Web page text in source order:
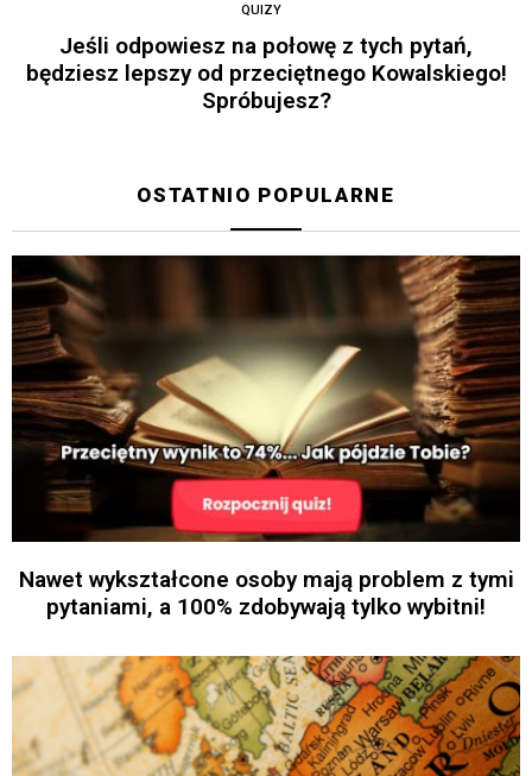
QUIZY
Jeśli odpowiesz na połowę z tych pytań,
będziesz lepszy od przeciętnego Kowalskiego!
Spróbujesz?
OSTATNIO POPULARNE
Nawet wykształcone osoby mają problem z tymi
pytaniami, a 100% zdobywają tylko wybitni!